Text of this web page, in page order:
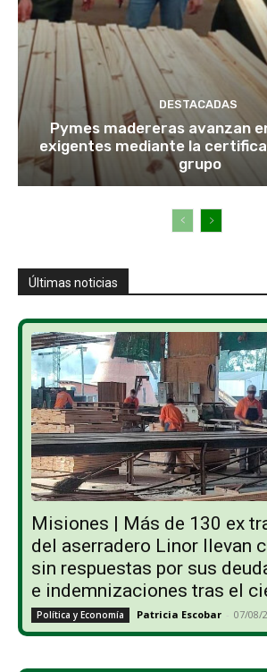
DESTACADAS
Pymes madereras avanzan
exigentes mediante la
grupo
Últimas noticias
Misiones | Más de 130 ex
del aserradero Linor llevan
sin respuestas por sus
e indemnizaciones tras el
Política y Economía Patricia Escobar - 07/08/